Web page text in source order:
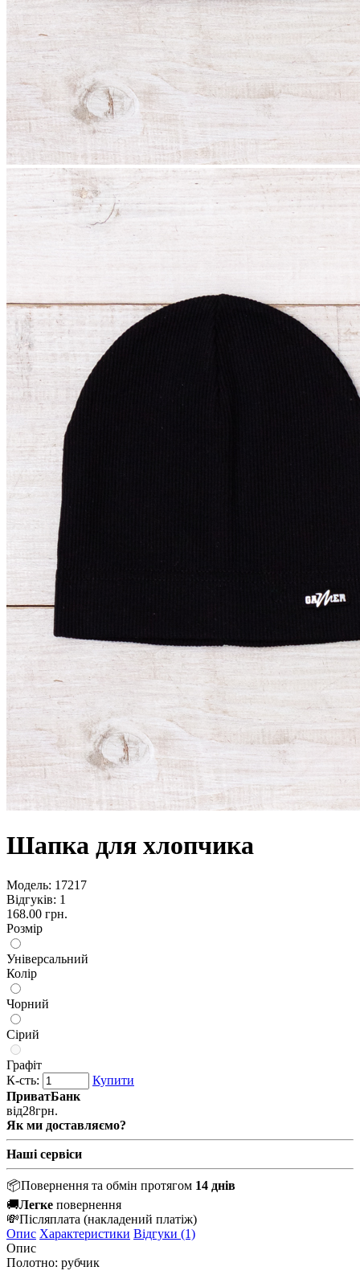
Шапка для хлопчика
Модель: 17217
Відгуків: 1
168.00 грн.
Розмір
Універсальний
Колір
Чорний
Сірий
Графіт
К-сть:
Купити
ПриватБанк
від28грн.
Як ми доставляємо?
Наші сервіси
📦Повернення та обмін протягом 14 днів
🚚Легке повернення
💸Післяплата (накладений платіж)
Опис Характеристики Відгуки (1)
Опис
Полотно: рубчик